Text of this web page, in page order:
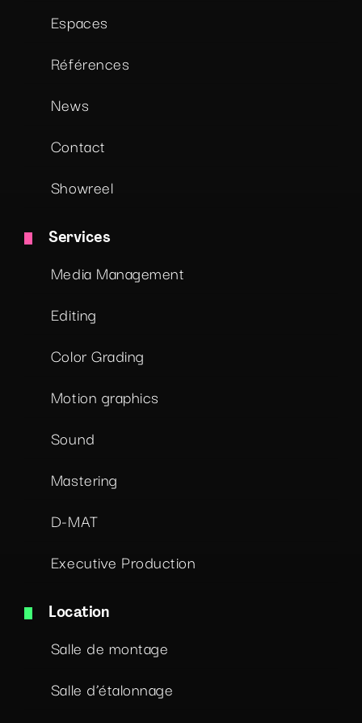
Espaces
Références
News
Contact
Showreel
Services
Media Management
Editing
Color Grading
Motion graphics
Sound
Mastering
D-MAT
Executive Production
Location
Salle de montage
Salle d’étalonnage